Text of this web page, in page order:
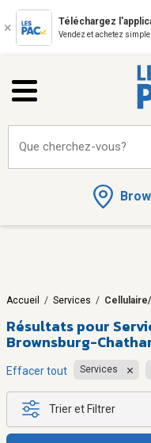
Téléchargez
Vendez et achetez
Que cherchez-vous?
Accueil / Services /
Résultats pour
Brownsburg-
Effacer tout Services
Trier et Filtrer